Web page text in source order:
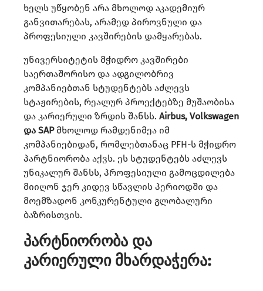
ხელს უწყობენ არა მხოლოდ აკადემიურ
განვითარებას, არამედ პიროვნული და
პროფესიული კავშირების დამყარებას.
უნივერსიტეტის მჭიდრო კავშირები
საერთაშორისო და ადგილობრივ
კომპანიებთან სტუდენტებს აძლევს
სტაჟირების, რეალურ პროექტებზე მუშაობისა
და კარიერული ზრდის შანსს. Airbus, Volkswagen
და SAPმხოლოდ რამდენიმეა იმ
კომპანიებიდან, რომლებთანაც PFH-ს მჭიდრო
პარტნიორობა აქვს. ეს სტუდენტებს აძლევს
უნიკალურ შანსს, პროფესიული გამოცდილება
მიიღონ ჯერ კიდევ სწავლის პერიოდში და
მოემზადონ კონკურენტული გლობალური
ბაზრისთვის.
პარტნიორობა და
კარიერული მხარდაჭერა: